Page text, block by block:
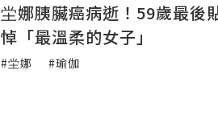
坣娜胰臟癌病逝！59歲最後
悼「最溫柔的女子」
#坣娜 #瑜伽